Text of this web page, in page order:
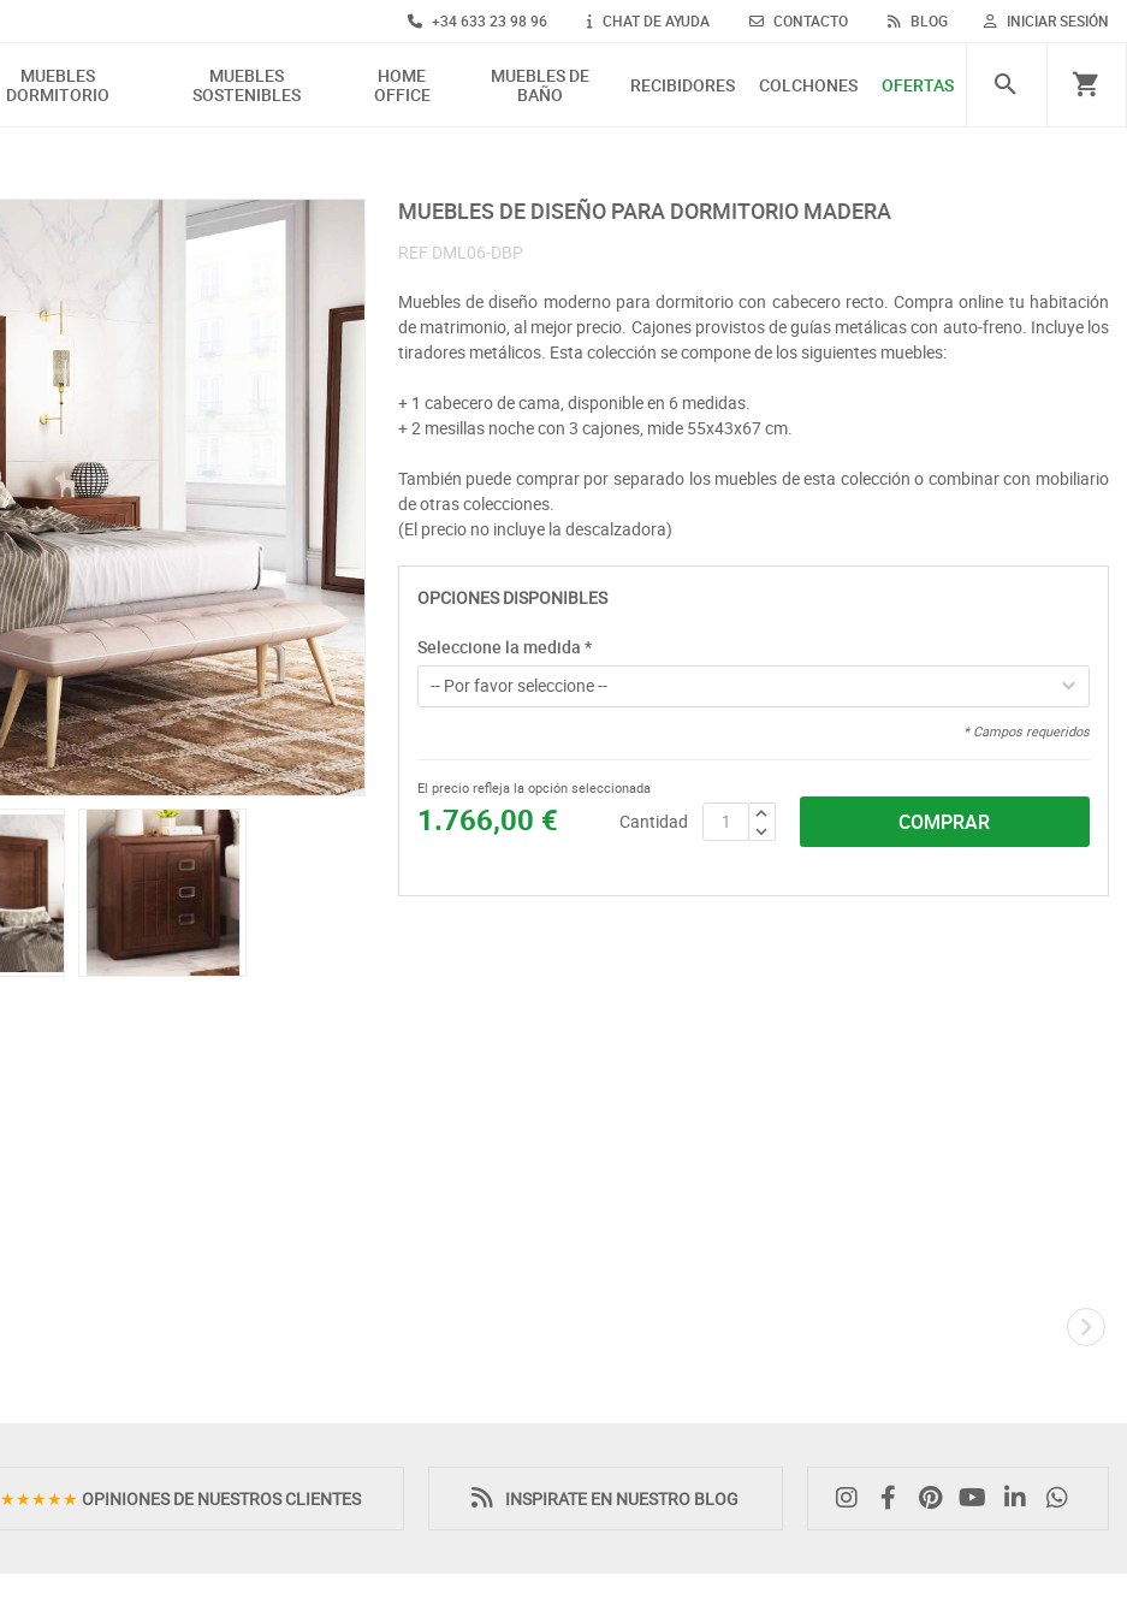
INICIAR SESIÓN
+34 633 23 98 96 CHAT DE AYUDA CONTACTO BLOG
MUEBLES
DORMITORIO
MUEBLES
SOSTENIBLES
HOME
OFFICE
MUEBLES DE
BAÑO
RECIBIDORES COLCHONES OFERTAS
MUEBLES DE DISEÑO PARA DORMITORIO MADERA
REF DML06-DBP
Muebles de diseño moderno para dormitorio con cabecero recto. Compra online tu habitación
de matrimonio, al mejor precio. Cajones provistos de guías metálicas con auto-freno. Incluye los
tiradores metálicos. Esta colección se compone de los siguientes muebles:
+ 1 cabecero de cama, disponible en 6 medidas.
+ 2 mesillas noche con 3 cajones, mide 55x43x67 cm.
También puede comprar por separado los muebles de esta colección o combinar con mobiliario
de otras colecciones.
(El precio no incluye la descalzadora)
OPCIONES DISPONIBLES
Seleccione la medida *
-- Por favor seleccione --
* Campos requeridos
1.766,00 €
El precio refleja la opción seleccionada
Cantidad COMPRAR
★★★★★ OPINIONES DE NUESTROS CLIENTES INSPIRATE EN NUESTRO BLOG